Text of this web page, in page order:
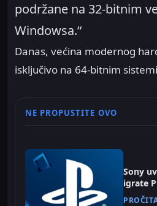
podržane na 32-bitnim
Windowsa.“
Danas, većina modernog
isključivo na 64-bitnim
NE PROPUSTITE OVO
Sony
igrate